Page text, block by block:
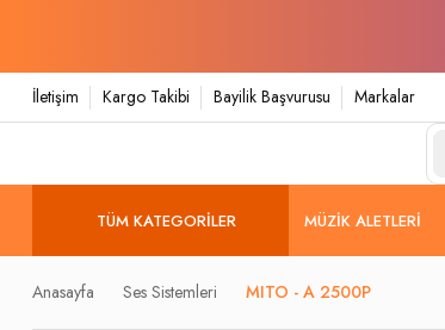
İletişim Kargo Takibi Bayilik Başvurusu Markalar
TÜM KATEGORILER MÜZIK ALETLERI
Anasayfa Ses Sistemleri MITO - A 2500P